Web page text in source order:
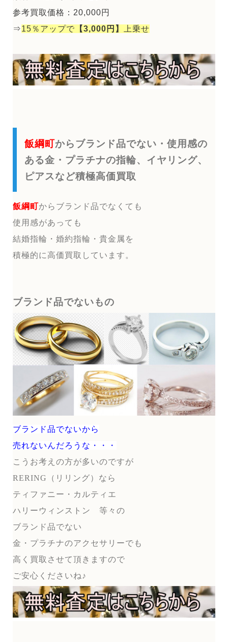
参考買取価格：20,000円
⇒15％アップで 【3,000円】 上乗せ
飯綱町からブランド品でない・使用感の
ある金・プラチナの指輪、イヤリング、
ピアスなど積極高価買取
飯綱町からブランド品でなくても
使用感があっても
結婚指輪・婚約指輪・貴金属を
積極的に高価買取しています。
ブランド品でないもの
ブランド品でないから
売れないんだろうな・・・
こうお考えの方が多いのですが
RERING（リリング）なら
ティファニー・カルティエ
ハリーウィンストン 等々の
ブランド品でない
金・プラチナのアクセサリーでも
高く買取させて頂きますので
ご安心くださいね♪